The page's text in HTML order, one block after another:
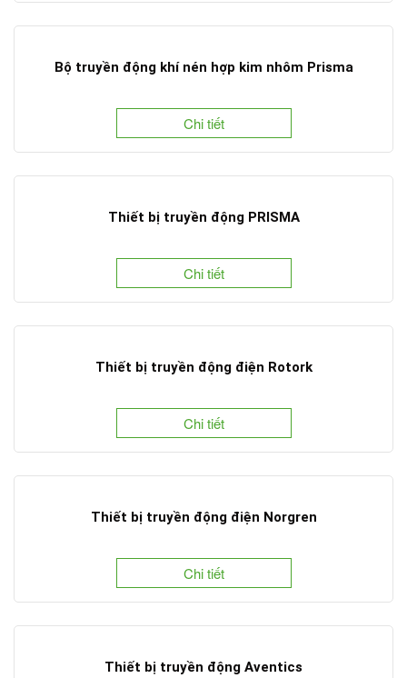
Bộ truyền động khí nén hợp kim nhôm Prisma
Chi tiết
Thiết bị truyền động PRISMA
Chi tiết
Thiết bị truyền động điện Rotork
Chi tiết
Thiết bị truyền động điện Norgren
Chi tiết
Thiết bị truyền động Aventics